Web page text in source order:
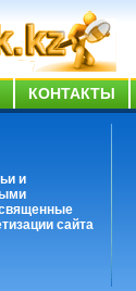
КОНТАКТЫ
и
сайта